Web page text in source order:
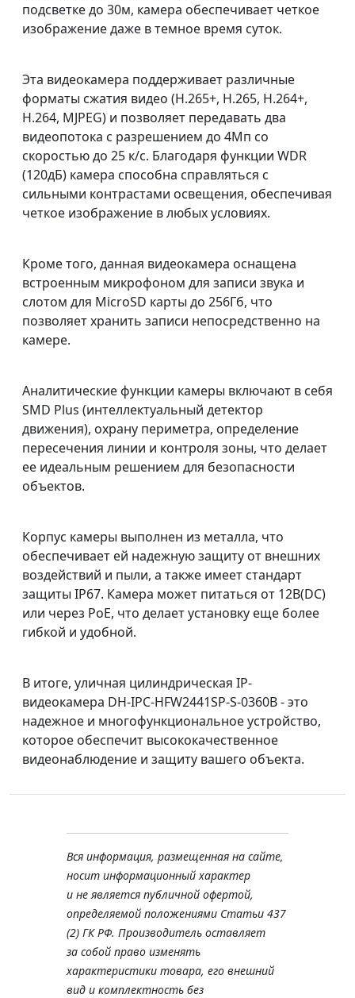
подсветке до 30м, камера обеспечивает четкое
изображение даже в темное время суток.
Эта видеокамера поддерживает различные
форматы сжатия видео (H.265+, H.265, H.264+,
H.264, MJPEG) и позволяет передавать два
видеопотока с разрешением до 4Мп со
скоростью до 25 к/с. Благодаря функции WDR
(120дБ) камера способна справляться с
сильными контрастами освещения, обеспечивая
четкое изображение в любых условиях.
Кроме того, данная видеокамера оснащена
встроенным микрофоном для записи звука и
слотом для MicroSD карты до 256Гб, что
позволяет хранить записи непосредственно на
камере.
Аналитические функции камеры включают в себя
SMD Plus (интеллектуальный детектор
движения), охрану периметра, определение
пересечения линии и контроля зоны, что делает
ее идеальным решением для безопасности
объектов.
Корпус камеры выполнен из металла, что
обеспечивает ей надежную защиту от внешних
воздействий и пыли, а также имеет стандарт
защиты IP67. Камера может питаться от 12В(DC)
или через PoE, что делает установку еще более
гибкой и удобной.
В итоге, уличная цилиндрическая IP-
видеокамера DH-IPC-HFW2441SP-S-0360B - это
надежное и многофункциональное устройство,
которое обеспечит высококачественное
видеонаблюдение и защиту вашего объекта.
Вся информация, размещенная на сайте,
носит информационный характер
и не является публичной офертой,
определяемой положениями Статьи 437
(2) ГК РФ. Производитель оставляет
за собой право изменять
характеристики товара, его внешний
вид и комплектность без